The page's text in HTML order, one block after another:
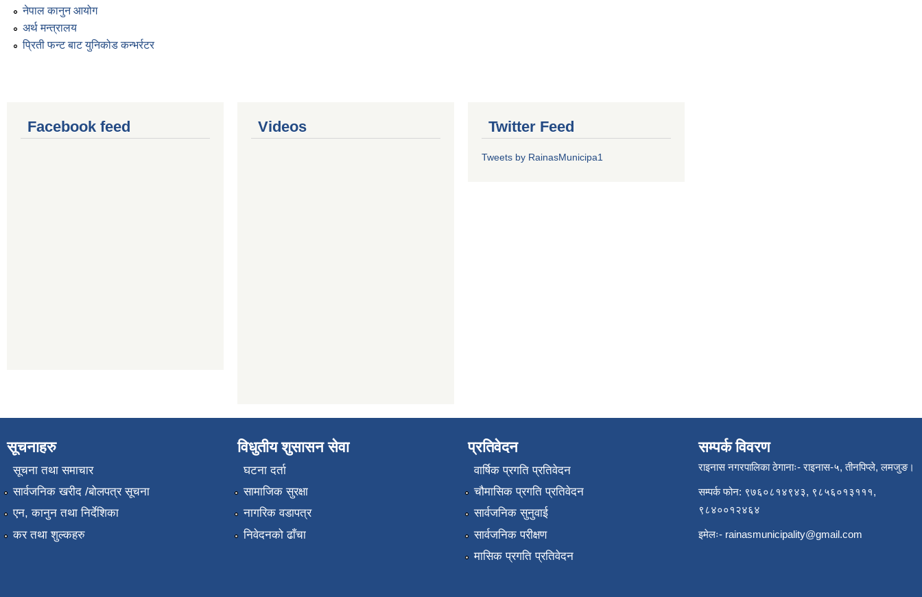
नेपाल कानुन आयोग
अर्थ मन्त्रालय
प्रिती फन्ट बाट युनिकोड कन्भर्रटर
Facebook feed Videos Twitter Feed
Tweets by RainasMunicipa1
सूचनाहरु
सूचना तथा समाचार
सार्वजनिक खरीद /बोलपत्र सूचना
एन, कानुन तथा निर्देशिका
कर तथा शुल्कहरु
विधुतीय शुसासन सेवा
घटना दर्ता
सामाजिक सुरक्षा
नागरिक वडापत्र
निवेदनको ढाँचा
प्रतिवेदन
वार्षिक प्रगति प्रतिवेदन
चौमासिक प्रगति प्रतिवेदन
सार्वजनिक सुनुवाई
सार्वजनिक परीक्षण
मासिक प्रगति प्रतिवेदन
सम्पर्क विवरण
राइनास नगरपालिका ठेगानाः- राइनास-५, तीनपिप्ले, लमजुङ।
सम्पर्क फोन: ९७६०८१४९४३, ९८५६०१३१११,
९८४००१२४६४
इमेलः- rainasmunicipality@gmail.com